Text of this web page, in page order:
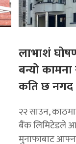
लाभाशं
बन्यो
कति छ नगद
२२ साउन,
बैंक लिमिटेडले
मुनाफाबाट